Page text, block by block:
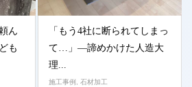
ん
も
「もう4社に断られてしまっ
て…」—諦めかけた人造大
理...
施工事例 石材加工